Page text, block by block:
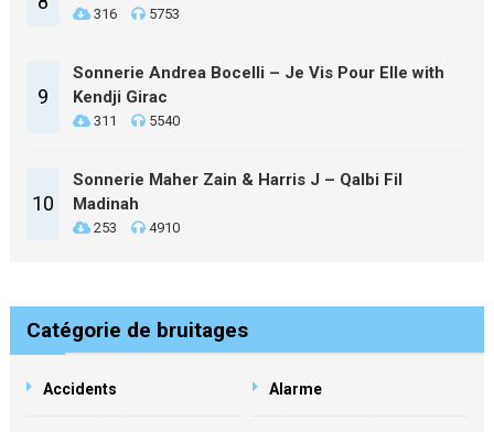
316 5753
9
Sonnerie Andrea Bocelli – Je Vis Pour Elle with
Kendji Girac
311 5540
10
Sonnerie Maher Zain & Harris J – Qalbi Fil
Madinah
253 4910
Catégorie de bruitages
Accidents Alarme